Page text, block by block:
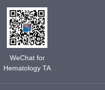
WeChat for
Hematology TA